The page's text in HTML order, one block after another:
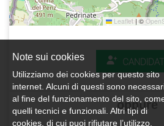
Leaflet |©
oppure
Note sui cookies
Utilizziamo dei cookies per questo sito
internet. Alcuni di questi sono
al fine del funzionamento del sito,
quelli tecnici e funzionali. Altri tipi di
cookies, di cui puoi rifiutare l’utilizzo,